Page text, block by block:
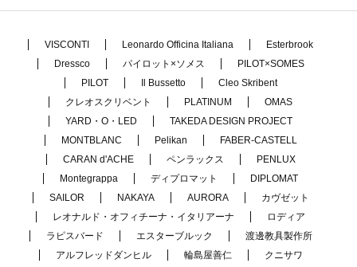
VISCONTI Leonardo Officina Italiana
Esterbrook
Dressco
パイロット×ソメス
PILOT×SOMES
PILOT
Il Bussetto
Cleo Skribent
クレオスクリベント
PLATINUM
OMAS
YARD・O・LED
TAKEDA DESIGN PROJECT
MONTBLANC
Pelikan
FABER-CASTELL
CARAN d'ACHE
ペンラックス
PENLUX
Montegrappa
ディプロマット
DIPLOMAT
SAILOR
NAKAYA AURORA
カヴゼット
レオナルド・オフィチーナ・イタリアーナ
ロディア
ラピスバード
エスターブルック
渡邊教具製作所
アルフレッドダンヒル
輪島屋善仁
クニサワ